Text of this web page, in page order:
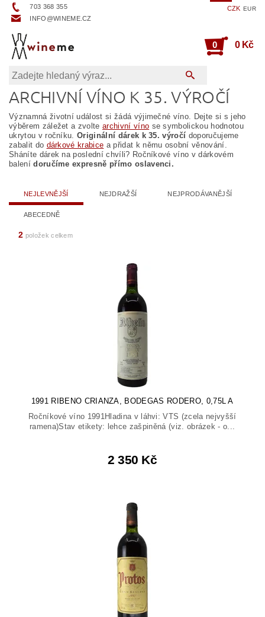
703 368 355
INFO@WINEME.CZ
CZK EUR
0 0 Kč
ARCHIVNÍ VÍNO K 35. VÝROČÍ
Významná životní událost si žádá výjimečné víno. Dejte si s jeho
výběrem záležet a zvoltearchivní víno se symbolickou hodnotou
ukrytou v ročníku.Originální dárek k 35. výročí doporučujeme
zabalit do dárkové krabice a přidat k němu osobní věnování.
Sháníte dárek na poslední chvíli? Ročníkové víno v dárkovém
balenídoručíme expresně přímo oslavenci.
NEJLEVNĚJŠÍ NEJDRAŽŠÍ NEJPRODÁVANĚJŠÍ
ABECEDNĚ
2 položek celkem
1991 RIBENO CRIANZA, BODEGAS RODERO, 0,75L A
Ročníkové víno 1991Hladina v láhvi: VTS (zcela nejvyšší
ramena)Stav etikety: lehce zašpiněná (viz. obrázek - o...
2 350 Kč